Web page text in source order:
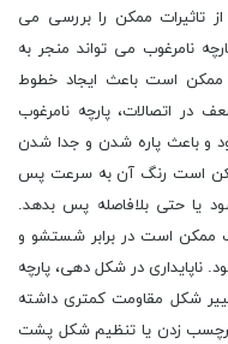
تاثیرات ممکن را بررسی می
نامرغوب می تواند منجر به
ممکن است باعث ایجاد خطوط
اتصالات، پارچه نامرغوب
و باعث پاره شدن و جدا شدن
ممکن است رنگ آن به سرعت پس
یا حتی بلافاصله پس بدهد.
ممکن است در برابر شستشو و
ناپایداری در شکل دهی، پارچه
شکل مقاومت کمتری داشته
برچسب زدن یا تنظیم شکل پشت